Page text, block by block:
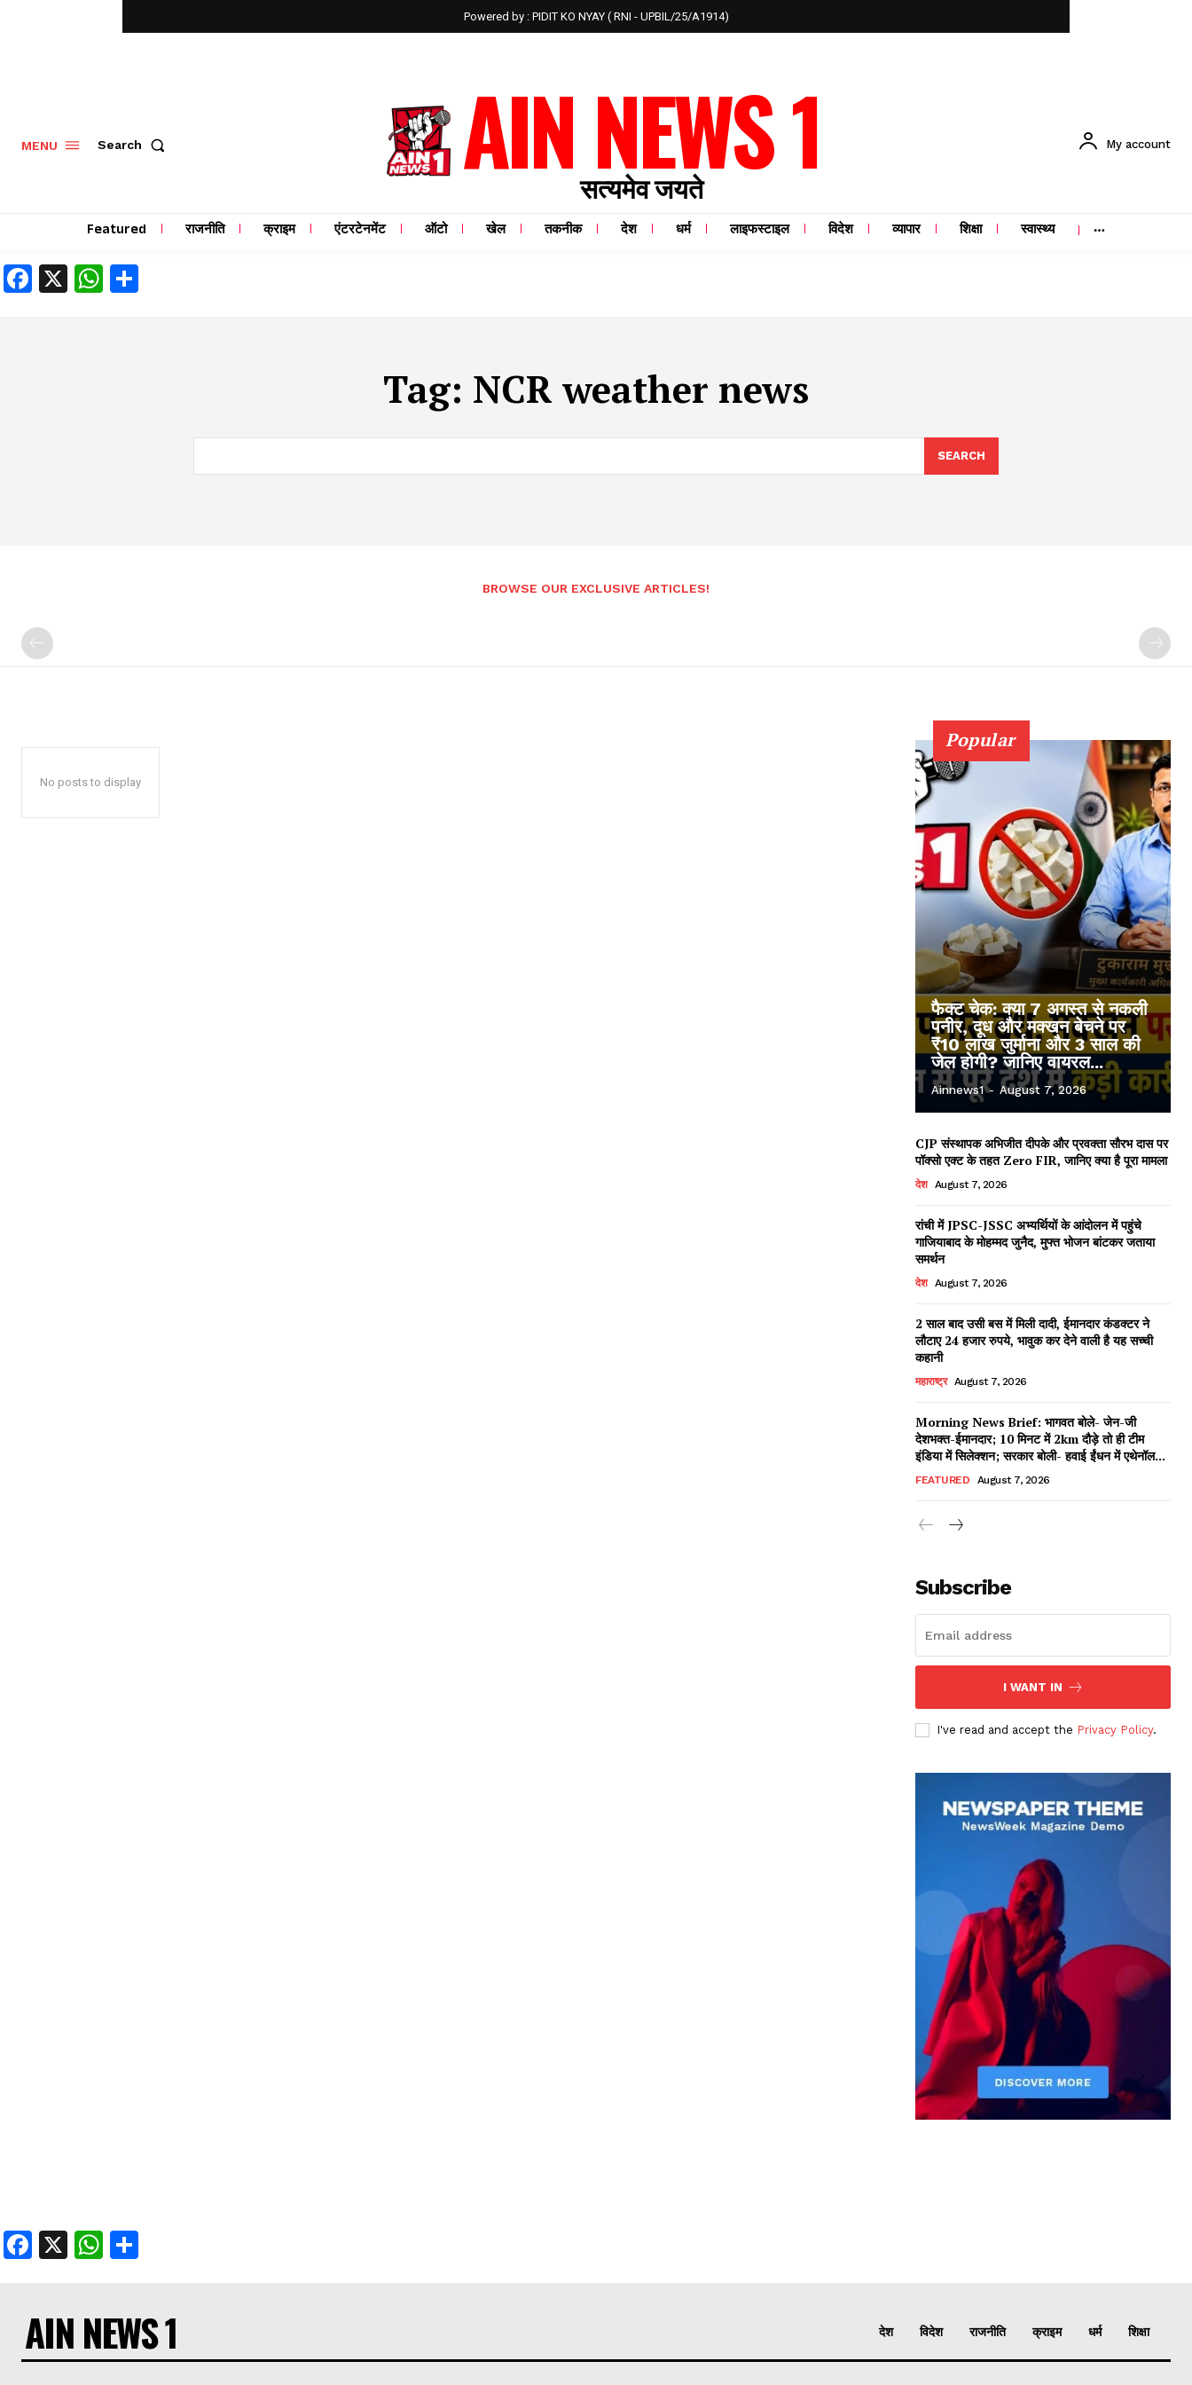
Powered by : PIDIT KO NYAY ( RNI - UPBIL/25/A1914)
MENU Search AIN NEWS 1
सत्यमेव जयते
My account
Featured राजनीति क्राइम एंटरटेनमेंट ऑटो खेल तकनीक देश धर्म लाइफस्टाइल विदेश व्यापार शिक्षा स्वास्थ्य
Facebook
X WhatsApp
Tag: NCR weather news
SEARCH
BROWSE OUR EXCLUSIVE ARTICLES!
No posts to display
Popular
फैक्ट चेक: क्या 7 अगस्त से नकली
पनीर, दूध और मक्खन बेचने पर
₹10 लाख जुर्माना और 3 साल की
जेल होगी? जानिए वायरल...
Ainnews1 - August 7, 2026
CJP संस्थापक अभिजीत दीपके और प्रवक्ता सौरभ दास पर
पॉक्सो एक्ट के तहत Zero FIR, जानिए क्या है पूरा मामला
देश August 7, 2026
रांची में JPSC-JSSC अभ्यर्थियों के आंदोलन में पहुंचे
गाजियाबाद के मोहम्मद जुनैद, मुफ्त भोजन बांटकर जताया
समर्थन
देश August 7, 2026
2 साल बाद उसी बस में मिली दादी, ईमानदार कंडक्टर ने
लौटाए 24 हजार रुपये, भावुक कर देने वाली है यह सच्ची
कहानी
महाराष्ट्र August 7, 2026
Morning News Brief: भागवत बोले- जेन-जी
देशभक्त-ईमानदार; 10 मिनट में 2km दौड़े तो ही टीम
इंडिया में सिलेक्शन; सरकार बोली- हवाई ईंधन में एथेनॉल...
FEATURED August 7, 2026
Subscribe
I WANT IN
I've read and accept the Privacy Policy.
Facebook
X WhatsApp
AIN NEWS 1 देश विदेश राजनीति क्राइम धर्म शिक्षा